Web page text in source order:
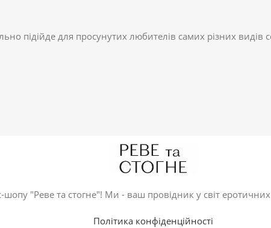
підійде для просунутих любителів самих різних видів
"Реве та стогне"! Ми - ваш провідник у світ
Політика конфіденційності